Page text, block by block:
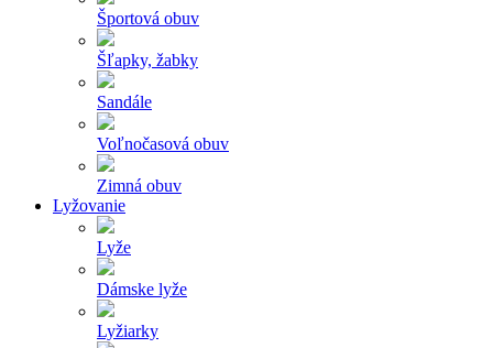
Športová obuv
Šľapky, žabky
Sandále
Voľnočasová obuv
Zimná obuv
Lyžovanie
Lyže
Dámske lyže
Lyžiarky